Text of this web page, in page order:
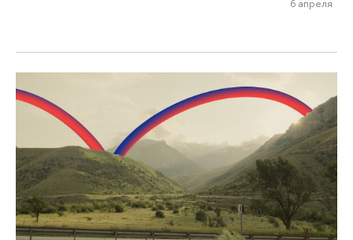
6 апреля